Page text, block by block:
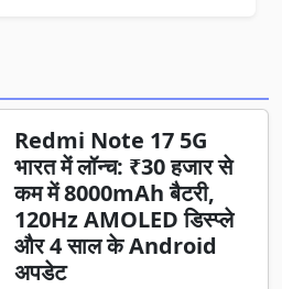
Redmi Note 17 5G
भारत में लॉन्च: ₹30 हजार से
कम में 8000mAh बैटरी,
120Hz AMOLED डिस्प्ले
और 4 साल के Android
अपडेट